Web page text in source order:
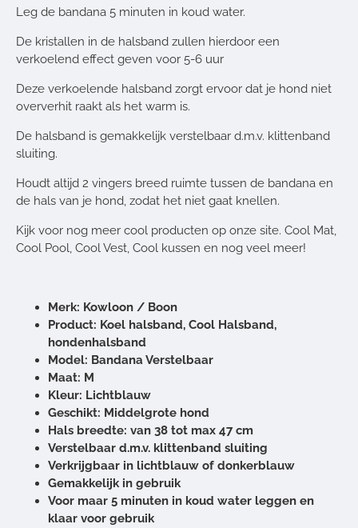
Leg de bandana 5 minuten in koud water.
De kristallen in de halsband zullen hierdoor een
verkoelend effect geven voor 5-6 uur
Deze verkoelende halsband zorgt ervoor dat je hond niet
oververhit raakt als het warm is.
De halsband is gemakkelijk verstelbaar d.m.v. klittenband
sluiting.
Houdt altijd 2 vingers breed ruimte tussen de bandana en
de hals van je hond, zodat het niet gaat knellen.
Kijk voor nog meer cool producten op onze site. Cool Mat,
Cool Pool, Cool Vest, Cool kussen en nog veel meer!
Merk: Kowloon / Boon
Product: Koel halsband, Cool Halsband,
hondenhalsband
Model: Bandana Verstelbaar
Maat: M
Kleur: Lichtblauw
Geschikt: Middelgrote hond
Hals breedte: van 38 tot max 47 cm
Verstelbaar d.m.v. klittenband sluiting
Verkrijgbaar in lichtblauw of donkerblauw
Gemakkelijk in gebruik
Voor maar 5 minuten in koud water leggen en
klaar voor gebruik